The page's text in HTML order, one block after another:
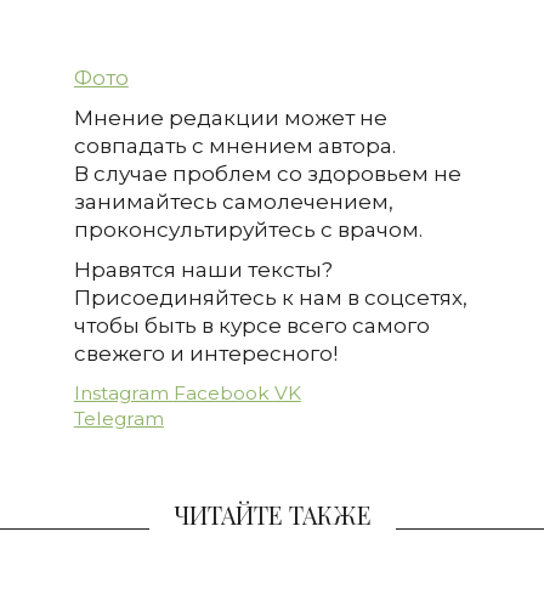
Фото
Мнение редакции может не
совпадать с мнением автора.
В случае проблем со здоровьем не
занимайтесь самолечением,
проконсультируйтесь с врачом.
Нравятся наши тексты?
Присоединяйтесь к нам в соцсетях,
чтобы быть в курсе всего самого
свежего и интересного!
Instagram Facebook VK
Telegram
ЧИТАЙТЕ ТАКЖЕ